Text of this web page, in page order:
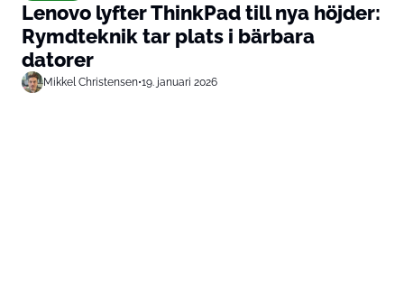
Lenovo lyfter ThinkPad till nya höjder:
Rymdteknik tar plats i bärbara
datorer
Mikkel Christensen•19. januari 2026